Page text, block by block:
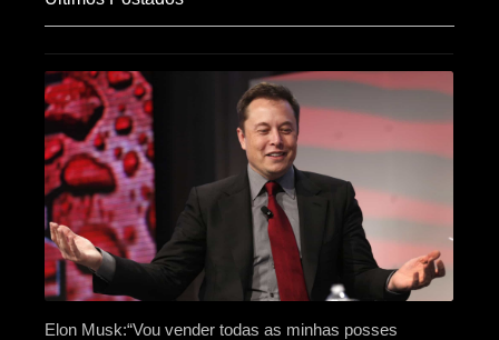
Elon Musk:“Vou vender todas as minhas posses